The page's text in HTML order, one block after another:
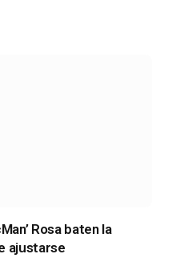
Rosa baten la
ajustarse